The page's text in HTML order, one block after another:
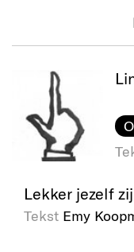
Lekker jezelf
Tekst Emy